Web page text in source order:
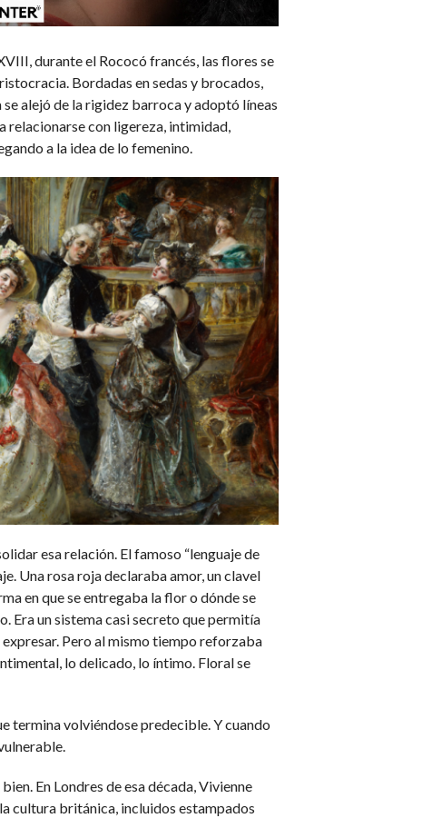
durante el Rococó francés, las flores se
Bordadas en sedas y brocados,
alejó de la rigidez barroca y adoptó líneas
relacionarse con ligereza, intimidad,
a la idea de lo femenino.
esa relación. El famoso “lenguaje de
Una rosa roja declaraba amor, un clavel
en que se entregaba la flor o dónde se
Era un sistema casi secreto que permitía
Pero al mismo tiempo reforzaba
lo delicado, lo íntimo. Floral se
termina volviéndose predecible. Y cuando
En Londres de esa década, Vivienne
cultura británica, incluidos estampados